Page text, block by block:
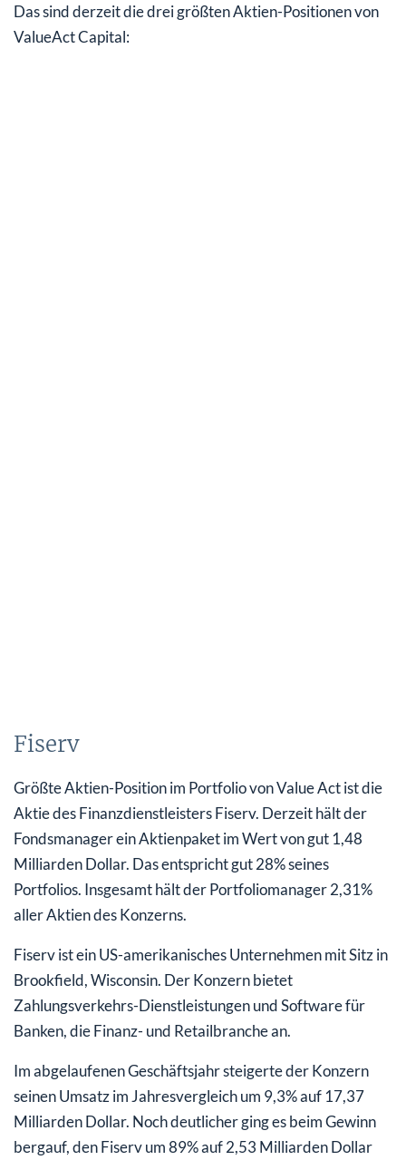
Das sind derzeit die drei größten Aktien-Positionen von
ValueAct Capital:
Fiserv
Größte Aktien-Position im Portfolio von Value Act ist die
Aktie des Finanzdienstleisters Fiserv. Derzeit hält der
Fondsmanager ein Aktienpaket im Wert von gut 1,48
Milliarden Dollar. Das entspricht gut 28% seines
Portfolios. Insgesamt hält der Portfoliomanager 2,31%
aller Aktien des Konzerns.
Fiserv ist ein US-amerikanisches Unternehmen mit Sitz in
Brookfield, Wisconsin. Der Konzern bietet
Zahlungsverkehrs-Dienstleistungen und Software für
Banken, die Finanz- und Retailbranche an.
Im abgelaufenen Geschäftsjahr steigerte der Konzern
seinen Umsatz im Jahresvergleich um 9,3% auf 17,37
Milliarden Dollar. Noch deutlicher ging es beim Gewinn
bergauf, den Fiserv um 89% auf 2,53 Milliarden Dollar